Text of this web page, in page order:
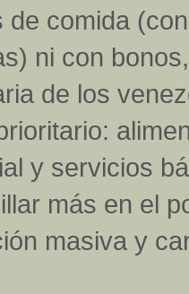
de comida
ni con
de los
y servicios
más en el
masiva y